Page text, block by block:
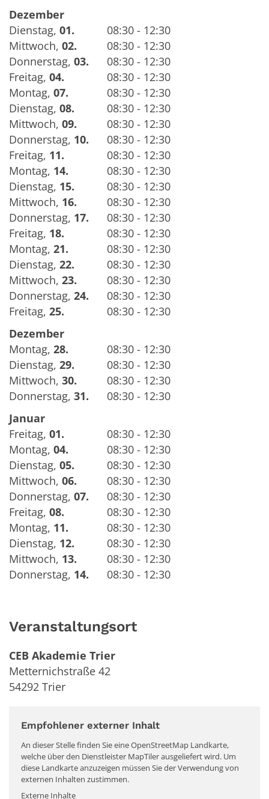
Dezember
Dienstag, 01.
08:30 - 12:30
Mittwoch, 02.
08:30 - 12:30
Donnerstag, 03.
08:30 - 12:30
Freitag, 04.
08:30 - 12:30
Montag, 07.
08:30 - 12:30
Dienstag, 08.
08:30 - 12:30
Mittwoch, 09.
08:30 - 12:30
Donnerstag, 10.
08:30 - 12:30
Freitag, 11.
08:30 - 12:30
Montag, 14.
08:30 - 12:30
Dienstag, 15.
08:30 - 12:30
Mittwoch, 16.
08:30 - 12:30
Donnerstag, 17.
08:30 - 12:30
Freitag, 18.
08:30 - 12:30
Montag, 21.
08:30 - 12:30
Dienstag, 22.
08:30 - 12:30
Mittwoch, 23.
08:30 - 12:30
Donnerstag, 24.
08:30 - 12:30
Freitag, 25.
08:30 - 12:30
Dezember
Montag, 28.
08:30 - 12:30
Dienstag, 29.
08:30 - 12:30
Mittwoch, 30.
08:30 - 12:30
Donnerstag, 31.
08:30 - 12:30
Januar
Freitag, 01.
08:30 - 12:30
Montag, 04.
08:30 - 12:30
Dienstag, 05.
08:30 - 12:30
Mittwoch, 06.
08:30 - 12:30
Donnerstag, 07.
08:30 - 12:30
Freitag, 08.
08:30 - 12:30
Montag, 11.
08:30 - 12:30
Dienstag, 12.
08:30 - 12:30
Mittwoch, 13.
08:30 - 12:30
Donnerstag, 14. 08:30 - 12:30
Veranstaltungsort
CEB Akademie Trier
Metternichstraße 42
54292 Trier
Empfohlener externer Inhalt
An dieser Stelle finden Sie eine OpenStreetMap Landkarte,
welche über den Dienstleister MapTiler ausgeliefert wird. Um
diese Landkarte anzuzeigen müssen Sie der Verwendung von
externen Inhalten zustimmen.
Externe Inhalte